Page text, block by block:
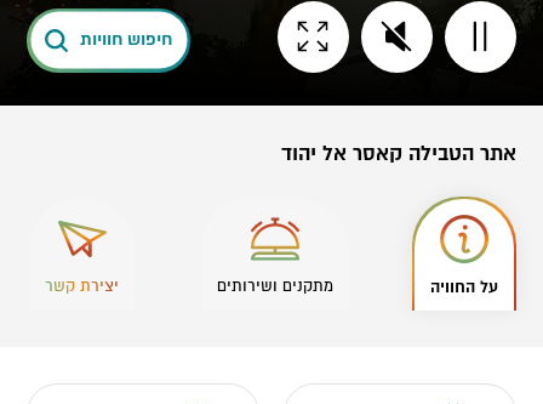
חיפוש חוויות
אתר הטבילה קאסר אל יהוד
על החוויה מתקנים ושירותים יצירת קשר